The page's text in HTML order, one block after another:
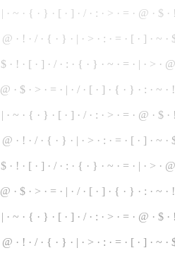
| · ~ · { · } · [ · ] · / · : · > · = · @ · $ ·
· ! · / · { · } · | · > · : · = · [ · ] · ~ ·
· ! · [ · ] · / · : · { · } · ~ · = · | · > ·
@ · $ · > · = · | · / · [ · ] · { · } · : · ~
· ~ · { · } · [ · ] · / · : · > · = · @ · $
· ! · / · { · } · | · > · : · = · [ · ] · ~ ·
· ! · [ · ] · / · : · { · } · ~ · = · | · > ·
@ · $ · > · = · | · / · [ · ] · { · } · : · ~ ·
· ~ · { · } · [ · ] · / · : · > · = · @ · $
@ · ! · /· { · } · | · > · : · = · [ · ] · ~ ·